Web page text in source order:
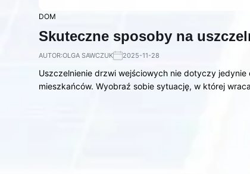
DOM
Skuteczne sposoby na
AUTOR:OLGA SAWCZUK 2025-11-28
Uszczelnienie drzwi wejściowych nie dotyczy
mieszkańców. Wyobraź sobie sytuację, w której